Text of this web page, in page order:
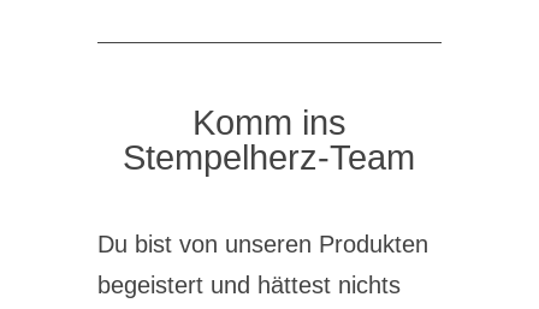
Komm ins
Stempelherz-Team
Du bist von unseren Produkten
begeistert und hättest nichts